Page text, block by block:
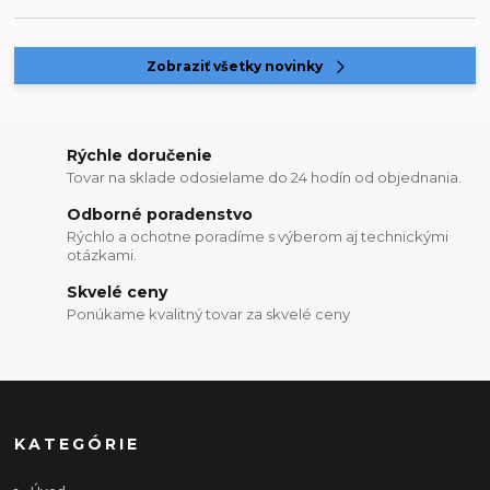
Zobraziť všetky novinky
Rýchle doručenie
Tovar na sklade odosielame do 24 hodín od objednania.
Odborné poradenstvo
Rýchlo a ochotne poradíme s výberom aj technickými
otázkami.
Skvelé ceny
Ponúkame kvalitný tovar za skvelé ceny
KATEGÓRIE